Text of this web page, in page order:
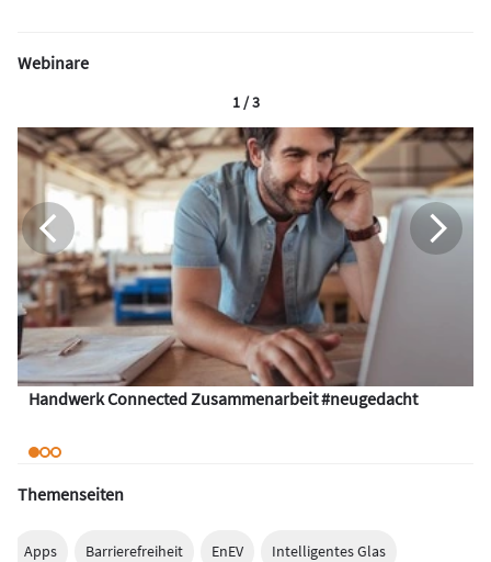
Webinare
Handwerk Connected Zusammenarbeit #neugedacht
1 / 3
Themenseiten
Apps Barrierefreiheit EnEV Intelligentes Glas